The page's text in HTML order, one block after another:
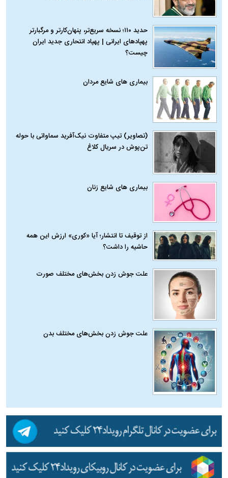
حدید ۱۱۰؛ نسخه سریع‌تر، پنهان‌کارتر و مرگبارتر
پهپادهای ایرانی | پهپاد انتحاری جدید ایران
چیست؟
بیماری‌ های شایع مردان
(تصاویر) تیپ متفاوت نیک‌آفرید سماواتی با حوله
تن‌پوش در سریال کلاغ
بیماری‌ های شایع زنان
از توقیف تا انتشار؛ آیا «کوری» ارزش این همه
حاشیه را داشت؟
علت جوش زدن بخش‌های مختلف صورت
علت جوش زدن بخش‌های مختلف بدن